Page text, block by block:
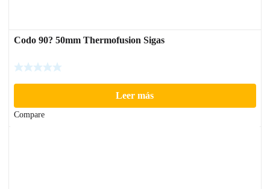
Codo 90? 50mm Thermofusion Sigas
Leer más
Compare